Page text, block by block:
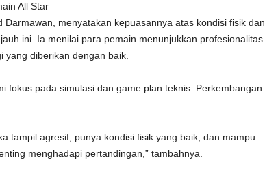
All Star
Darmawan, menyatakan kepuasannya atas kondisi fisik dan
ini. Ia menilai para pemain menunjukkan profesionalitas
diberikan dengan baik.
fokus pada simulasi dan game plan teknis. Perkembangan
tampil agresif, punya kondisi fisik yang baik, dan mampu
menghadapi pertandingan,” tambahnya.